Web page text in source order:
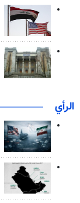
الرأي